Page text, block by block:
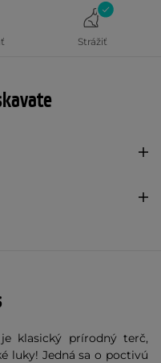
Strážiť
je klasický prírodný terč,
luky! Jedná sa o poctivú